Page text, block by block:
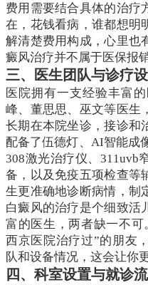
费用需要结合具体的治疗
在，花钱看病，谁都想明
解清楚费用构成，心里也
癜风治疗并不属于医保报
三、医生团队与诊疗
医院拥有一支经验丰富
峰、董思思、巫文等医生
长期在本院坐诊，接诊和
配备了伍德灯、AI智能成
308激光治疗仪、311uvb
备，以及免疫五项检查等
生更准确地诊断病情，制
白癜风的治疗是个细致活
富的医生，两者缺一不可
西京医院治疗过”的朋友
队和设备情况，这会让你
四、科室设置与就诊